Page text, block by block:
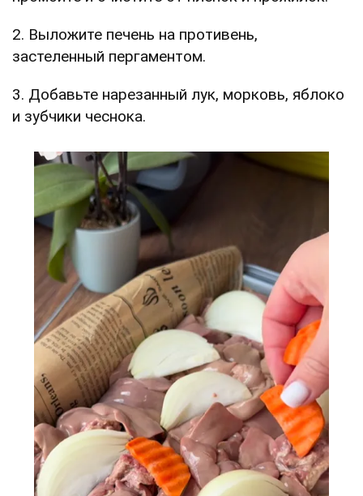
2. Выложите печень на противень,
застеленный пергаментом.
3. Добавьте нарезанный лук, морковь, яблоко
и зубчики чеснока.